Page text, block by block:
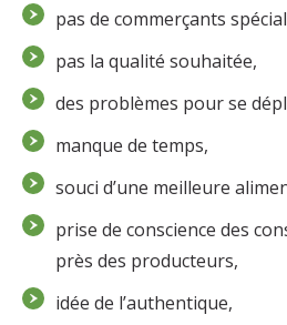
pas de commerçants
pas la qualité souhaitée,
des problèmes pour se
manque de temps,
souci d’une meilleure
prise de conscience des
près des producteurs,
idée de l’authentique,